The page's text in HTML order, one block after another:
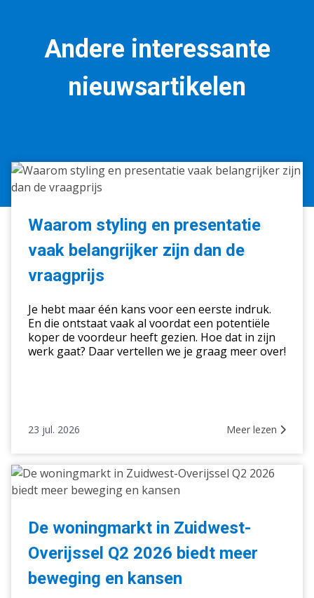
Andere interessante
nieuwsartikelen
Waarom
styling
en
presentatie
belangrijker
zijn
vraagprijs
Waarom styling en presentatie
vaak belangrijker zijn dan de
vraagprijs
Je hebt maar één kans voor een eerste indruk.
En die ontstaat vaak al voordat een potentiële
koper de voordeur heeft gezien. Hoe dat in zijn
werk gaat? Daar vertellen we je graag meer over!
23 jul. 2026 Meer lezen
De
woningmarkt
Zuidwest-
2026
De woningmarkt in Zuidwest-
Overijssel Q2 2026 biedt meer
beweging en kansen